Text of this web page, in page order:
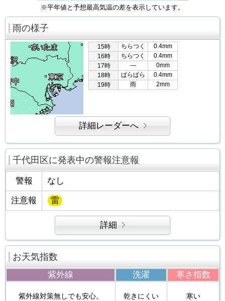
※平年値と予想最高気温の差を表示しています。
雨の様子
15時 ちらつく
0.4mm
16時
ちらつく
0.4mm
17時
―
0mm
18時
ぱらぱら
0.4mm
19時
雨 2mm
詳細レーダーへ
千代田区に発表中の警報注意報
警報 なし
注意報 雷
詳細
お天気指数
紫外線 洗濯 寒さ指数
紫外線対策無しでも安心。 乾きにくい 寒い